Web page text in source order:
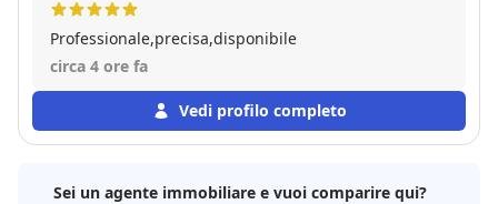
Professionale,precisa,disponibile
circa 4 ore fa
Vedi profilo completo
Sei un agente immobiliare e vuoi comparire qui?